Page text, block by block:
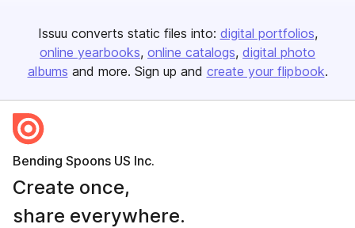
Issuu converts static files into: digital portfolios
online yearbooks online catalogs digital photo
albums and more. Sign up and create your flipbook.
Bending Spoons US Inc.
Create once,
share everywhere.